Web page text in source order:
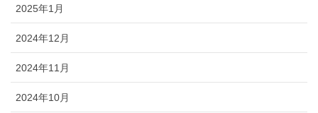
2025年1月
2024年12月
2024年11月
2024年10月